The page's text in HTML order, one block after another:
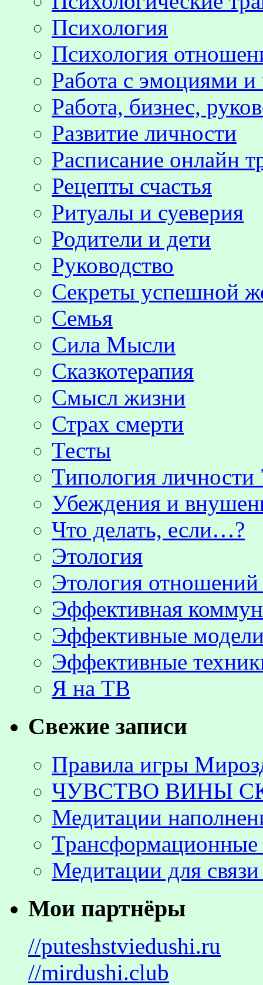
Психология
Психология
Работа с эмоциями и
Работа, бизнес,
Развитие личности
Расписание онлайн
Рецепты счастья
Ритуалы и суеверия
Родители и дети
Руководство
Секреты успешной
Семья
Сила Мысли
Сказкотерапия
Смысл жизни
Страх смерти
Тесты
Типология личности
Убеждения и
Что делать, если…?
Этология
Этология
Эффективная
Эффективные
Эффективные
Я на ТВ
Свежие записи
Правила игры
ЧУВСТВО ВИНЫ
Медитации
Трансформационные
Медитации для
Мои партнёры
//puteshstviedushi.ru
//mirdushi.club